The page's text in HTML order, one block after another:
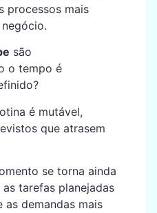
processos mais
são
o tempo é
é mutável,
que atrasem
se torna ainda
tarefas planejadas
as demandas mais